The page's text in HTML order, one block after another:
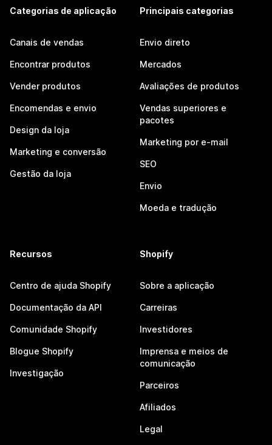
Categorias de aplicação
Canais de vendas
Encontrar produtos
Vender produtos
Encomendas e envio
Design da loja
Marketing e conversão
Gestão da loja
Principais categorias
Envio direto
Mercados
Avaliações de produtos
Vendas superiores e
pacotes
Marketing por e-mail
SEO
Envio
Moeda e tradução
Recursos
Centro de ajuda Shopify
Documentação da API
Comunidade Shopify
Blogue Shopify
Investigação
Shopify
Sobre a aplicação
Carreiras
Investidores
Imprensa e meios de
comunicação
Parceiros
Afiliados
Legal